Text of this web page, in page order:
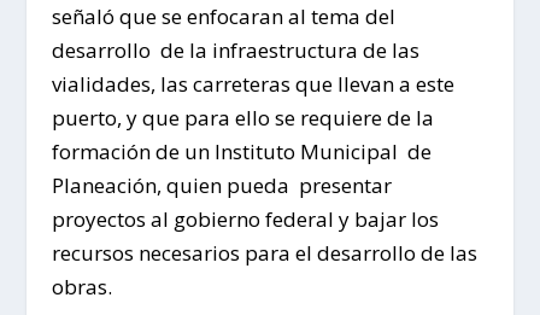
señaló que se enfocaran al tema del
desarrollo de la infraestructura de las
vialidades, las carreteras que llevan a este
puerto, y que para ello se requiere de la
formación de un Instituto Municipal de
Planeación, quien pueda presentar
proyectos al gobierno federal y bajar los
recursos necesarios para el desarrollo de las
obras.